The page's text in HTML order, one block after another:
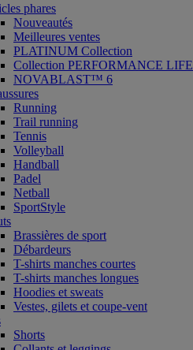
phares
Nouveautés
Meilleures ventes
PLATINUM Collection
Collection PERFORMANCE LIFE
NOVABLAST™ 6
Running
Trail running
Tennis
Volleyball
Handball
Padel
Netball
SportStyle
Brassières de sport
Débardeurs
T-shirts manches courtes
T-shirts manches longues
Hoodies et sweats
Vestes, gilets et coupe-vent
Shorts